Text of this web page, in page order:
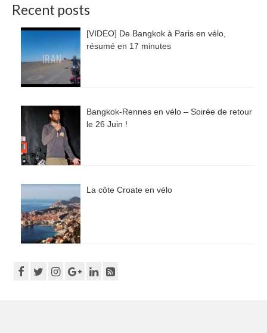
Recent posts
[VIDEO] De Bangkok à Paris en vélo,
résumé en 17 minutes
Bangkok-Rennes en vélo – Soirée de retour
le 26 Juin !
La côte Croate en vélo